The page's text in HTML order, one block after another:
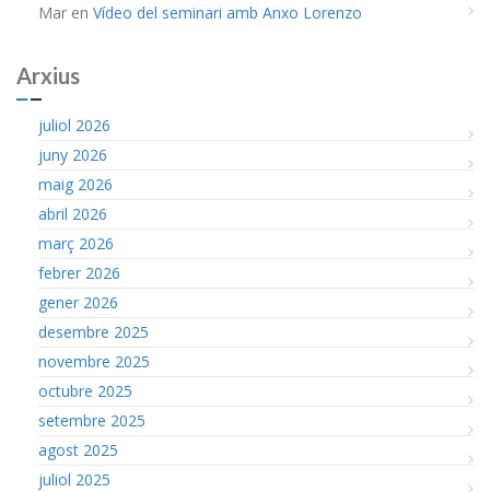
Mar en Vídeo del seminari amb Anxo Lorenzo
Arxius
juliol 2026
juny 2026
maig 2026
abril 2026
març 2026
febrer 2026
gener 2026
desembre 2025
novembre 2025
octubre 2025
setembre 2025
agost 2025
juliol 2025